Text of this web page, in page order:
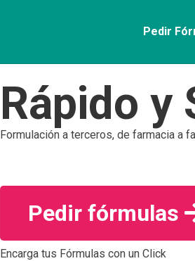
Pedir
Rápido y
Formulación a terceros, de farmacia a
Pedir fórmulas
Encarga tus Fórmulas con un Click